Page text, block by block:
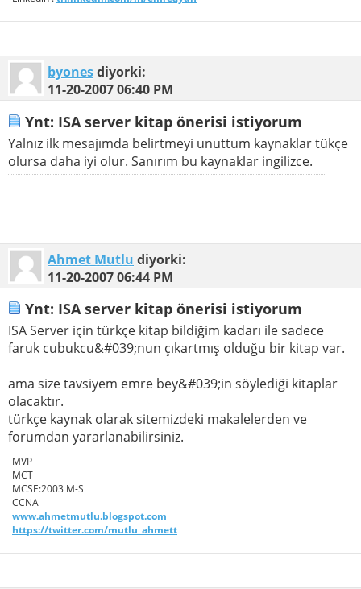
byonesdiyorki:
11-20-200706:40 PM
Ynt: ISA server kitap önerisi istiyorum
Yalnız ilk mesajımda belirtmeyi unuttum kaynaklar tükçe
olursa daha iyi olur. Sanırım bu kaynaklar ingilizce.
Ahmet Mutlu diyorki:
11-20-200706:44 PM
Ynt: ISA server kitap önerisi istiyorum
ISA Server için türkçe kitap bildiğim kadarı ile sadece
faruk cubukcu&#039;nun çıkartmış olduğu bir kitap var.
ama size tavsiyem emre bey&#039;in söylediği kitaplar
olacaktır.
türkçe kaynak olarak sitemizdeki makalelerden ve
forumdan yararlanabilirsiniz.
MVP
MCT
MCSE:2003 M-S
CCNA
www.ahmetmutlu.blogspot.com
https://twitter.com/mutlu_ahmett